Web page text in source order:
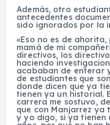
Además, otro
antecedentes
sido ignorados por la
«Eso no es de
mamá de mi
directivos, los
haciendo
acababan de enterar
de estudiantes que
donde dicen que ya
tienen ya un historial.
carrera me sostuvo,
que con Manjarrez ya
y yo digo, si ya tienen